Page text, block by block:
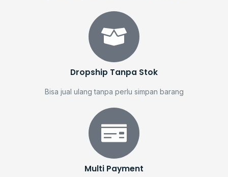
Dropship Tanpa Stok
Bisa jual ulang tanpa perlu simpan barang
Multi Payment